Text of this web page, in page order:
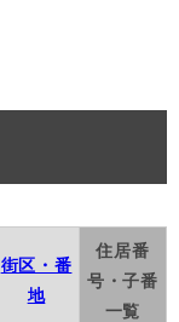
街区・番
地
住居番
号・子番
一覧